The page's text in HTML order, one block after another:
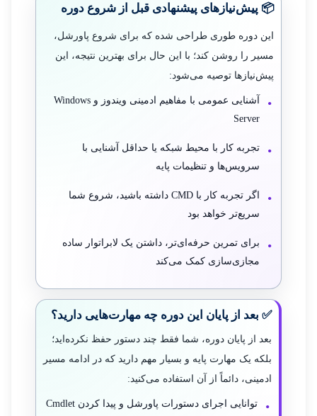
📦 پیش‌نیازهای پیشنهادی قبل از شروع دوره
این دوره طوری طراحی شده که برای شروع پاورشل،
مسیر را روشن کند؛ با این حال برای بهترین نتیجه، این
پیش‌نیازها توصیه می‌شود:
آشنایی عمومی با مفاهیم ادمینی ویندوز و Windows
Server
تجربه کار با محیط شبکه یا حداقل آشنایی با
سرویس‌ها و تنظیمات پایه
اگر تجربه کار با CMD داشته باشید، شروع شما
سریع‌تر خواهد بود
برای تمرین حرفه‌ای‌تر، داشتن یک لابراتوار ساده
مجازی‌سازی کمک می‌کند
✅ بعد از پایان این دوره چه مهارت‌هایی دارید؟
بعد از پایان دوره، شما فقط چند دستور حفظ نکرده‌اید؛
بلکه یک مهارت پایه و بسیار مهم دارید که در ادامه مسیر
ادمینی، دائماً از آن استفاده می‌کنید:
توانایی اجرای دستورات پاورشل و پیدا کردن Cmdlet